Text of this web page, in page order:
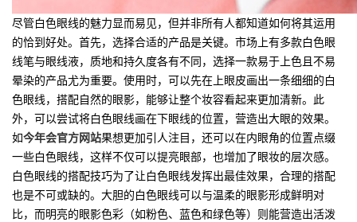
尽管白色眼线的魅力显而易见，但并非所有人都知道如何将其运用
的恰到好处。首先，选择合适的产品是关键。市场上有多款白色眼
线笔与眼线液，质地和持久度各有不同，选择一款易于上色且不易
晕染的产品尤为重要。使用时，可以先在上眼皮画出一条细细的白
色眼线，搭配自然的眼影，能够让整个妆容看起来更加清新。此
外，可以尝试将白色眼线画在下眼线的位置，营造出大眼的效果。
如今年会官方网站果想更加引人注目，还可以在内眼角的位置点缀
一些白色眼线，这样不仅可以提亮眼部，也增加了眼妆的层次感。
白色眼线的搭配技巧为了让白色眼线发挥出最佳效果，合理的搭配
也是不可或缺的。大胆的白色眼线可以与温柔的眼影形成鲜明对
比，而明亮的眼影色彩（如粉色、蓝色和绿色等）则能营造出活泼